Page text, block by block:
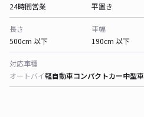
24時間営業
平置き
長さ
500cm 以下
車幅
190cm 以下
対応車種
オートバイ軽自動車コンパクトカー中型車